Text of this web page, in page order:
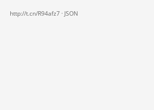
http://t.cn/R94afz7 · JSON